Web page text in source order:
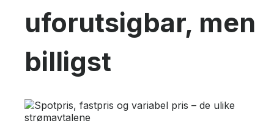
uforutsigbar, men
billigst